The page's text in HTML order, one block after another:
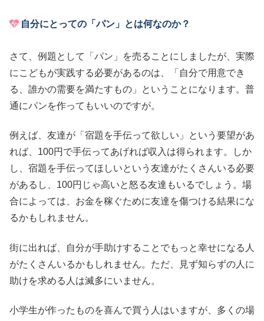
自分にとっての「パン」とは何なのか？
さて、例題として「パン」を売ることにしましたが、実際
にこどもが実践する必要があるのは、「自分で用意でき
る、誰かの需要を満たすもの」ということになります。普
通にパンを作ってもいいのですが。
例えば、友達が「宿題を手伝って欲しい」という要望があ
れば、100円で手伝ってあげれば収入は得られます。しか
し、宿題を手伝ってほしいという友達がたくさんいる必要
があるし、100円じゃ高いと怒る友達もいるでしょう。場
合によっては、お金を稼ぐために友達を傷つける結果にな
るかもしれません。
街に出れば、自分が手助けすることでもっと幸せになる人
がたくさんいるかもしれません。ただ、見ず知らずの人に
助けを求める人は滅多にいません。
小学生が作ったものを喜んで買う人はいますが、多くの場